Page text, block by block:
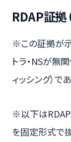
RDAP証拠
※この証拠が
トラ・NSが無
ィッシング）で
※以下はRDAP
を固定形式で